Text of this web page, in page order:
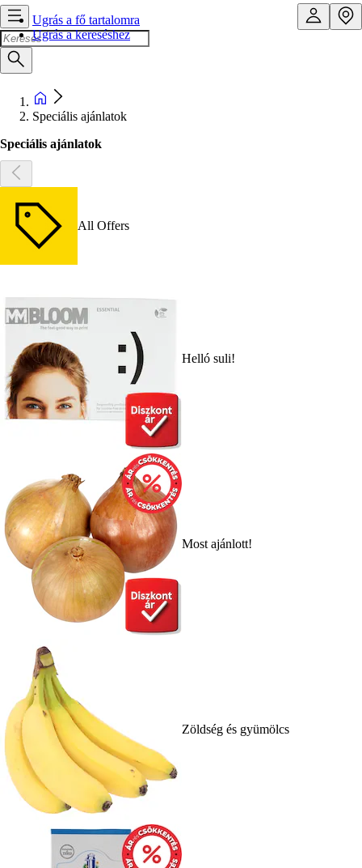
Ugrás a fő tartalomra
Ugrás a kereséshez
Speciális ajánlatok
Speciális ajánlatok
All Offers
Helló suli!
Most ajánlott!
Zöldség és gyümölcs